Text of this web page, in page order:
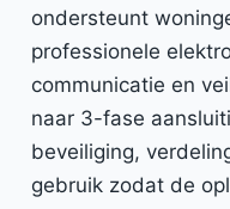
ondersteunt
professionele
communicatie en
naar 3-fase
beveiliging,
gebruik zodat de